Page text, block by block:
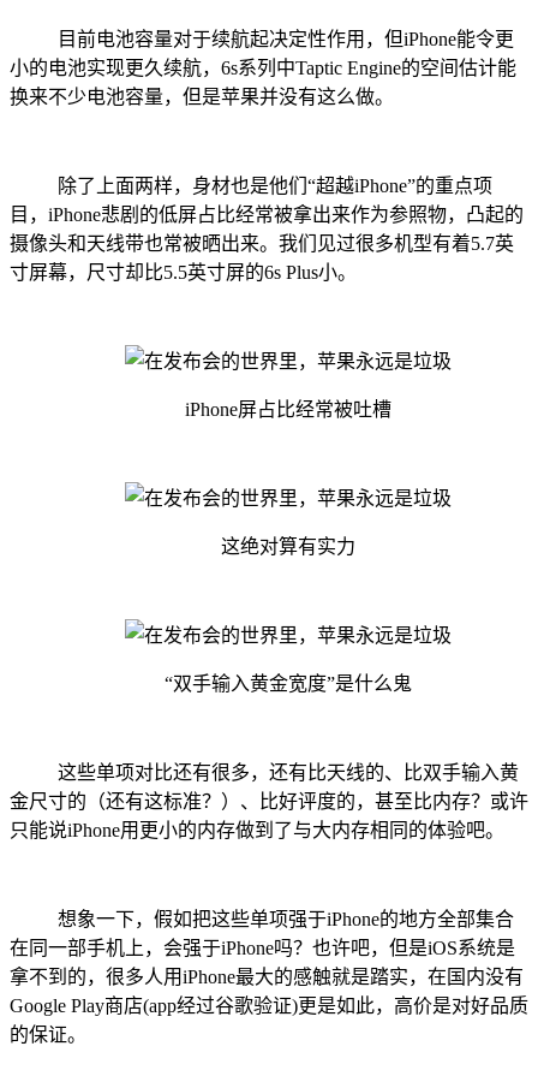
目前电池容量对于续航起决定性作用，但iPhone能令更
小的电池实现更久续航，6s系列中Taptic Engine的空间估计能
换来不少电池容量，但是苹果并没有这么做。
除了上面两样，身材也是他们“超越iPhone”的重点项
目，iPhone悲剧的低屏占比经常被拿出来作为参照物，凸起的
摄像头和天线带也常被晒出来。我们见过很多机型有着5.7英
寸屏幕，尺寸却比5.5英寸屏的6s Plus小。
iPhone屏占比经常被吐槽
这绝对算有实力
“双手输入黄金宽度”是什么鬼
这些单项对比还有很多，还有比天线的、比双手输入黄
金尺寸的（还有这标准？）、比好评度的，甚至比内存？或许
只能说iPhone用更小的内存做到了与大内存相同的体验吧。
想象一下，假如把这些单项强于iPhone的地方全部集合
在同一部手机上，会强于iPhone吗？也许吧，但是iOS系统是
拿不到的，很多人用iPhone最大的感触就是踏实，在国内没有
Google Play商店(app经过谷歌验证)更是如此，高价是对好品质
的保证。